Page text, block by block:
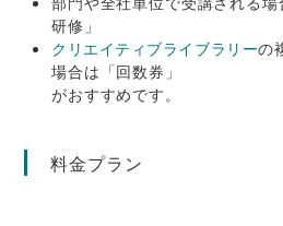
研修」
クリエイティブライブラリーの
場合は「回数券」
がおすすめです。
料金プラン